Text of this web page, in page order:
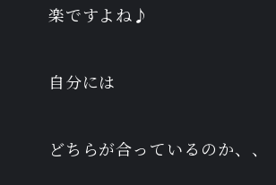
楽ですよね♪
自分には
どちらが合っているのか、、